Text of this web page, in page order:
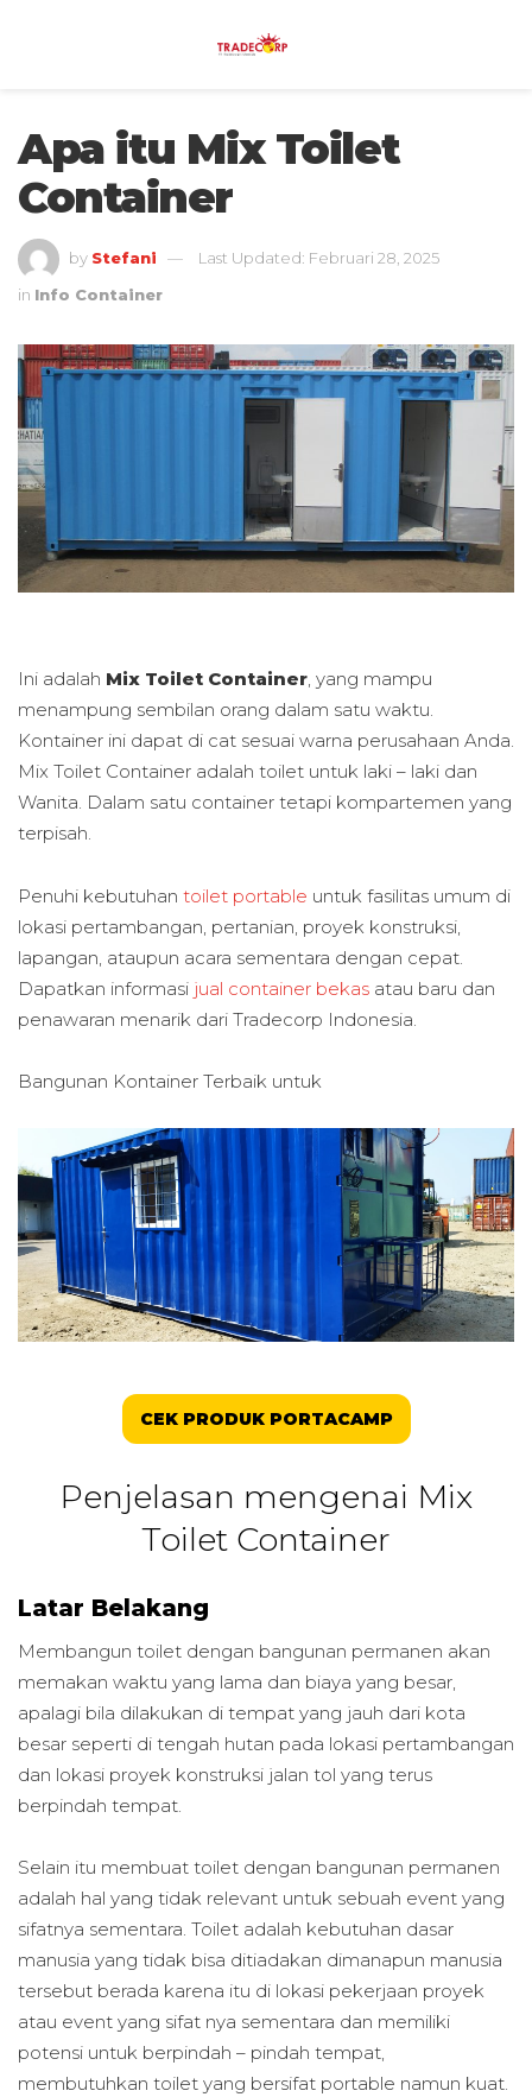
Apa itu Mix Toilet
Container
by Stefani
Last Updated: Februari 28, 2025
in Info Container
Ini adalah Mix Toilet Container, yang mampu
menampung sembilan orang dalam satu waktu.
Kontainer ini dapat di cat sesuai warna perusahaan Anda.
Mix Toilet Container adalah toilet untuk laki – laki dan
Wanita. Dalam satu container tetapi kompartemen yang
terpisah.
Penuhi kebutuhan toilet portable untuk fasilitas umum di
lokasi pertambangan, pertanian, proyek konstruksi,
lapangan, ataupun acara sementara dengan cepat.
Dapatkan informasi jual container bekas atau baru dan
penawaran menarik dari Tradecorp Indonesia.
Bangunan Kontainer Terbaik untuk
CEK PRODUK PORTACAMP
Penjelasan mengenai Mix
Toilet Container
Latar Belakang
Membangun toilet dengan bangunan permanen akan
memakan waktu yang lama dan biaya yang besar,
apalagi bila dilakukan di tempat yang jauh dari kota
besar seperti di tengah hutan pada lokasi pertambangan
dan lokasi proyek konstruksi jalan tol yang terus
berpindah tempat.
Selain itu membuat toilet dengan bangunan permanen
adalah hal yang tidak relevant untuk sebuah event yang
sifatnya sementara. Toilet adalah kebutuhan dasar
manusia yang tidak bisa ditiadakan dimanapun manusia
tersebut berada karena itu di lokasi pekerjaan proyek
atau event yang sifat nya sementara dan memiliki
potensi untuk berpindah – pindah tempat,
membutuhkan toilet yang bersifat portable namun kuat.